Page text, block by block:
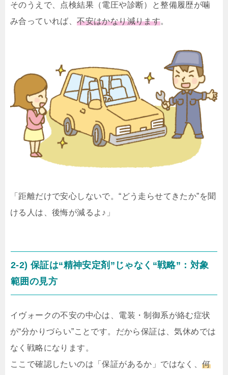
そのうえで、点検結果（電圧や診断）と整備履歴が噛
み合っていれば、不安はかなり減ります。
「距離だけで安心しないで。“どう走らせてきたか”を聞
ける人は、後悔が減るよ♪」
2-2) 保証は“精神安定剤”じゃなく“戦略”：対象
範囲の見方
イヴォークの不安の中心は、電装・制御系が絡む症状
が“分かりづらい”ことです。だから保証は、気休めでは
なく戦略になります。
ここで確認したいのは「保証があるか」ではなく、何